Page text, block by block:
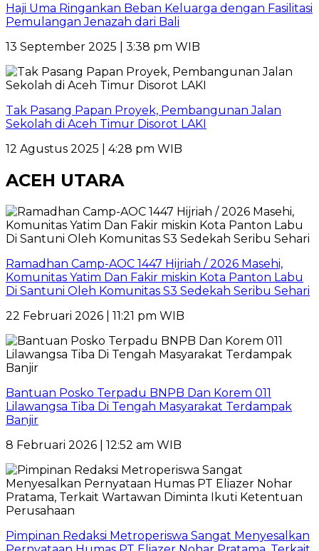
Haji Uma Ringankan Beban Keluarga dengan Fasilitasi
Pemulangan Jenazah dari Bali
13 September 2025 | 3:38 pm WIB
Tak Pasang Papan Proyek, Pembangunan Jalan
Sekolah di Aceh Timur Disorot LAKI
12 Agustus 2025 | 4:28 pm WIB
ACEH UTARA
Ramadhan Camp-AOC 1447 Hijriah / 2026 Masehi,
Komunitas Yatim Dan Fakir miskin Kota Panton Labu
Di Santuni Oleh Komunitas S3 Sedekah Seribu Sehari
22 Februari 2026 | 11:21 pm WIB
Bantuan Posko Terpadu BNPB Dan Korem 011
Lilawangsa Tiba Di Tengah Masyarakat Terdampak
Banjir
8 Februari 2026 | 12:52 am WIB
Pimpinan Redaksi Metroperiswa Sangat Menyesalkan